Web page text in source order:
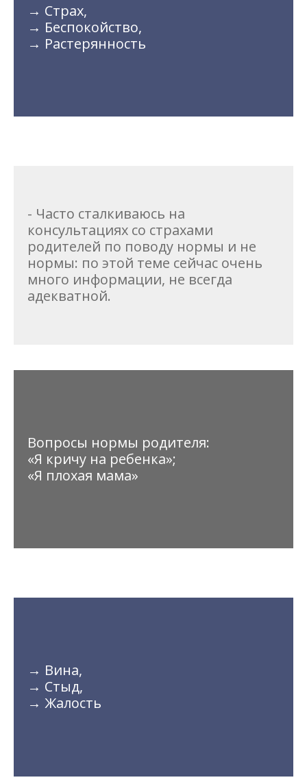
→ Страх,
→ Беспокойство,
→ Растерянность
- Часто сталкиваюсь на
консультациях со страхами
родителей по поводу нормы и не
нормы: по этой теме сейчас очень
много информации, не всегда
адекватной.
Вопросы нормы родителя:
«Я кричу на ребенка»;
«Я плохая мама»
→ Вина,
→ Стыд,
→ Жалость